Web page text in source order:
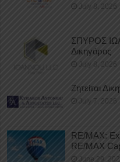
July 8, 2026
ΣΠΥΡΟΣ
Δικηγόρος
July 8, 2026
Ζητείται
July 7, 2026
RE/MAX:
RE/MAX
June 29,